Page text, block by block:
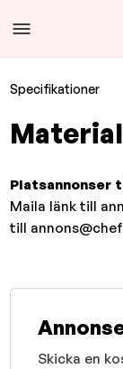
Specifikationer
Platsannonser
Maila länk till
till
Skicka en